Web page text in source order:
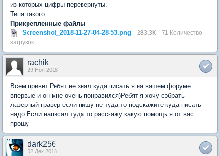
из которых цифры перевернуты.
Типа такого:
Прикрепленные файлы
Screenshot_2018-11-27-04-28-53.png
283,3К
71 Количество
загрузок:
rachik
29 Ноя 2018
Всем привет.Ребят не знал куда писать я на вашем форуме
впервые и он мне очень понравился)Ребят я хочу собрать
лазерный гравер если пишу не туда то подскажите куда писать
надо.Если написал туда то расскажу какую помощь я от вас
прошу
dark256
02 Дек 2018